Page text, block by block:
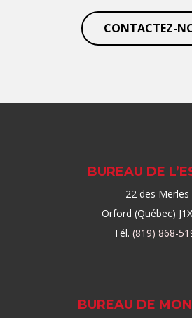
CONTACTEZ-
BUREAU DE
22 des Merles
Orford (Québec)
Tél. (819) 868-
BUREAU DE